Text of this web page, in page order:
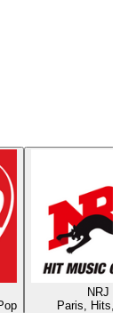
NRJ
Paris, Hits,